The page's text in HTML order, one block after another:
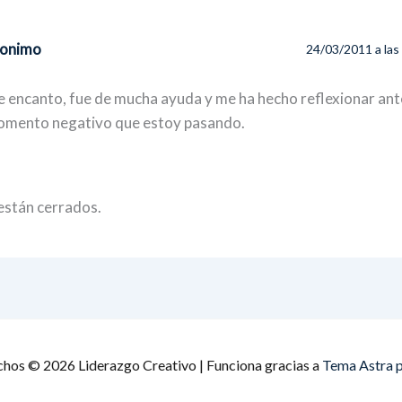
24/03/2011 a
encanto, fue de mucha ayuda y me ha hecho reflexionar
negativo que estoy pasando.
cerrados.
© 2026 Liderazgo Creativo | Funciona gracias a Tema Astra